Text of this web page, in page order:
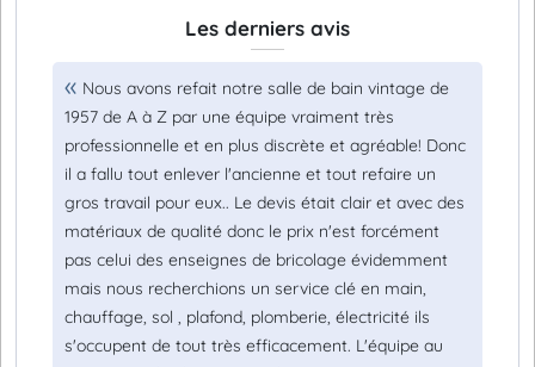
Les derniers avis
Nous avons refait notre salle de bain vintage de
1957 de A à Z par une équipe vraiment très
professionnelle et en plus discrète et agréable! Donc
il a fallu tout enlever l'ancienne et tout refaire un
gros travail pour eux.. Le devis était clair et avec des
matériaux de qualité donc le prix n'est forcément
pas celui des enseignes de bricolage évidemment
mais nous recherchions un service clé en main,
chauffage, sol , plafond, plomberie, électricité ils
s'occupent de tout très efficacement. L'équipe au